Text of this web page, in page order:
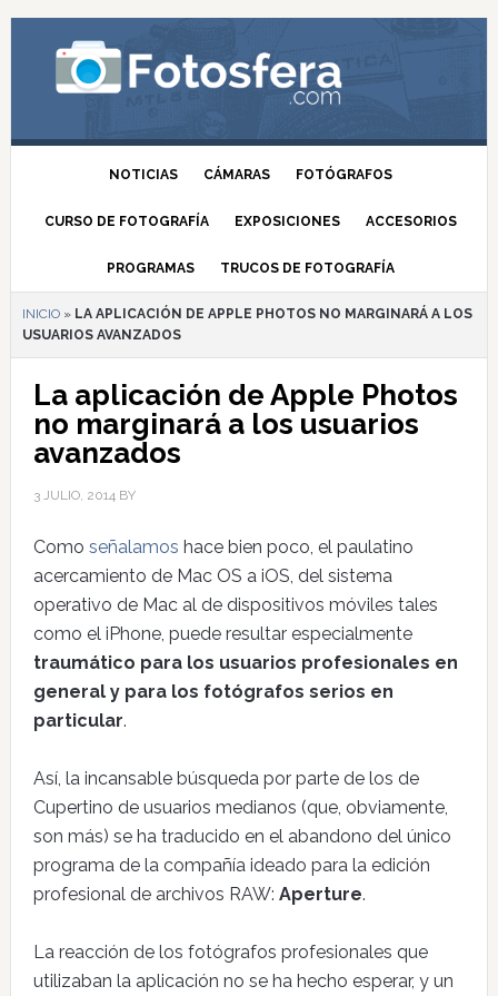
NOTICIAS CÁMARAS FOTÓGRAFOS
CURSO DE FOTOGRAFÍA EXPOSICIONES ACCESORIOS
PROGRAMAS TRUCOS DE FOTOGRAFÍA
INICIO» LA APLICACIÓN DE APPLE PHOTOS NO MARGINARÁ A LOS
USUARIOS AVANZADOS
La aplicación de Apple Photos
no marginará a los usuarios
avanzados
3 JULIO, 2014BY
Como señalamos hace bien poco, el paulatino
acercamiento de Mac OS a iOS, del sistema
operativo de Mac al de dispositivos móviles tales
como el iPhone, puede resultar especialmente
traumático para los usuarios profesionales en
general y para los fotógrafos serios en
particular.
Así, la incansable búsqueda por parte de los de
Cupertino de usuarios medianos (que, obviamente,
son más) se ha traducido en el abandono del único
programa de la compañía ideado para la edición
profesional de archivos RAW: Aperture.
La reacción de los fotógrafos profesionales que
utilizaban la aplicación no se ha hecho esperar, y un